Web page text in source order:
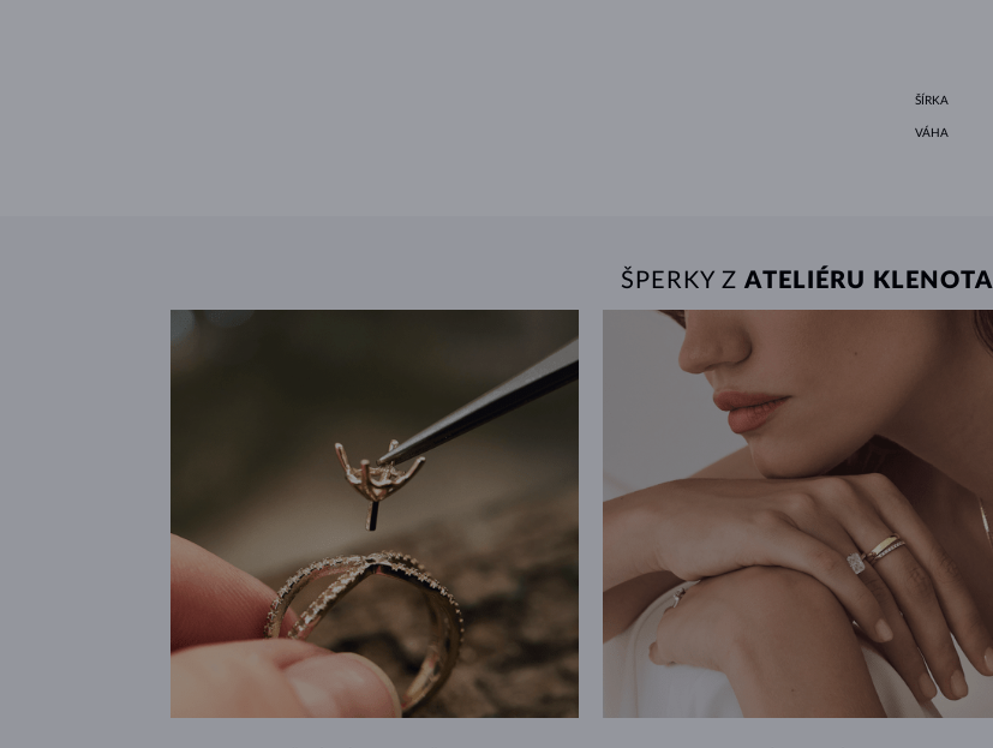
ŠÍRKA
VÁHA
ŠPERKY Z ATELIÉRU KLENOTA